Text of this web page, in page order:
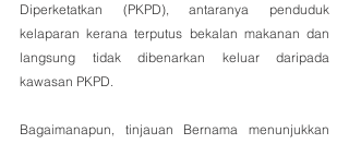
Diperketatkan (PKPD), antaranya penduduk
kelaparan kerana terputus bekalan makanan dan
langsung tidak dibenarkan keluar daripada
kawasan PKPD.
Bagaimanapun, tinjauan Bernama menunjukkan